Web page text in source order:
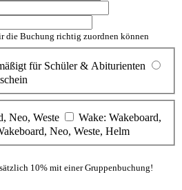
die Buchung richtig zuordnen können
für Schüler & Abiturienten
Neo, Weste
Wake: Wakeboard,
Neo, Weste, Helm
10% mit einer Gruppenbuchung!